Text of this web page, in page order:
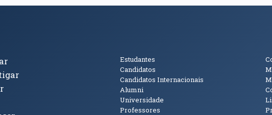
Principais Públicos
Estudantes
Candidatos
Candidatos Internacionais
Alumni
Universidade
Professores